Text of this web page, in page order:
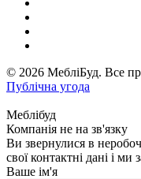
© 2026 МебліБуд. Все
Публічна угода
Меблібуд
Компанія не на зв'язку
Ви звернулися в
свої контактні дані і
Ваше ім'я